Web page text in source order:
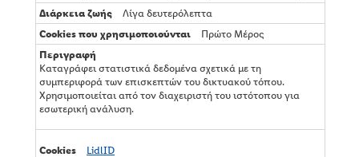
Λίγα δευτερόλεπτα
Πρώτο Μέρος
Καταγράφει στατιστικά δεδομένα σχετικά με τη
συμπεριφορά των επισκεπτών του δικτυακού τόπου.
Χρησιμοποιείται από τον διαχειριστή του ιστότοπου για
εσωτερική ανάλυση.
LidlID